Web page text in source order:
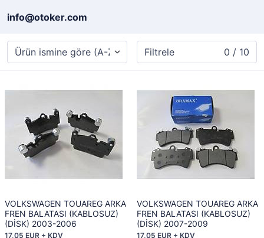
info@otoker.com
Filtrele 0 / 10
VOLKSWAGEN TOUAREG ARKA
FREN BALATASI (KABLOSUZ)
(DİSK) 2003-2006
17,05 EUR + KDV
VOLKSWAGEN TOUAREG ARKA
FREN BALATASI (KABLOSUZ)
(DİSK) 2007-2009
17,05 EUR + KDV